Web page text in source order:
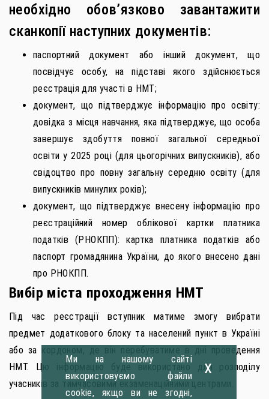
необхідно обов’язково завантажити
сканкопії наступних документів:
паспортний документ або інший документ, що
посвідчує особу, на підставі якого здійснюється
реєстрація для участі в НМТ;
документ, що підтверджує інформацію про освіту:
довідка з місця навчання, яка підтверджує, що особа
завершує здобуття повної загальної середньої
освіти у 2025 році (для цьогорічних випускників), або
свідоцтво про повну загальну середню освіту (для
випускників минулих років);
документ, що підтверджує внесену інформацію про
реєстраційний номер облікової картки платника
податків (РНОКПП): картка платника податків або
паспорт громадянина України, до якого внесено дані
про РНОКПП.
Вибір міста проходження НМТ
Під час реєстрації вступник матиме змогу вибрати
предмет додаткового блоку та населений пункт в Україні
або за кордоном, де він перебуватиме в дні проведення
НМТ. Цю інформацію буде використано для розподілу
учасників за тимчасовими екзаменаційними центрами.
Ми на нашому сайті
використовуємо файли
cookie, якщо ви не згодні,
x